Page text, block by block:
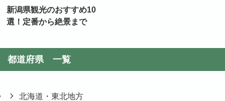
新潟県観光のおすすめ10
選！定番から絶景まで
都道府県 一覧
北海道・東北地方